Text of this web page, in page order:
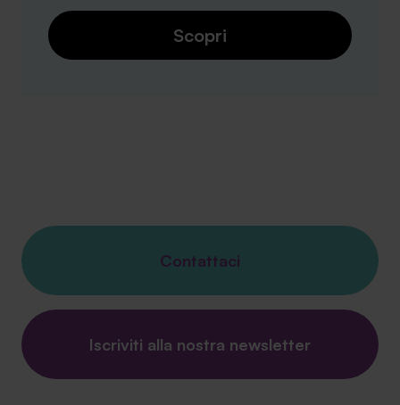
Scopri
Contattaci
Iscriviti alla nostra newsletter